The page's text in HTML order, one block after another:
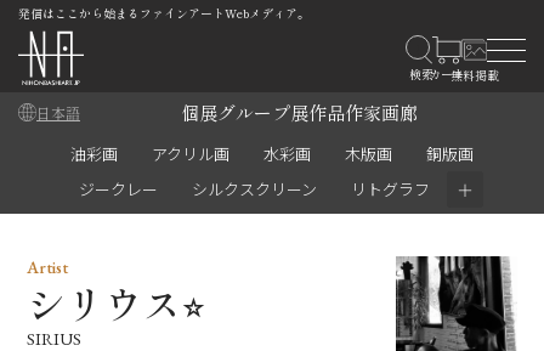
発信はここから始まるファインアートWebメディア。
日本語 個展グループ展作品作家画廊
油彩画 アクリル画 水彩画 木版画
銅版画
ジークレー
シルクスクリーン リトグラフ ＋
Artist
シリウス‪︎︎︎︎︎‪‪⭐︎
SIRIUS